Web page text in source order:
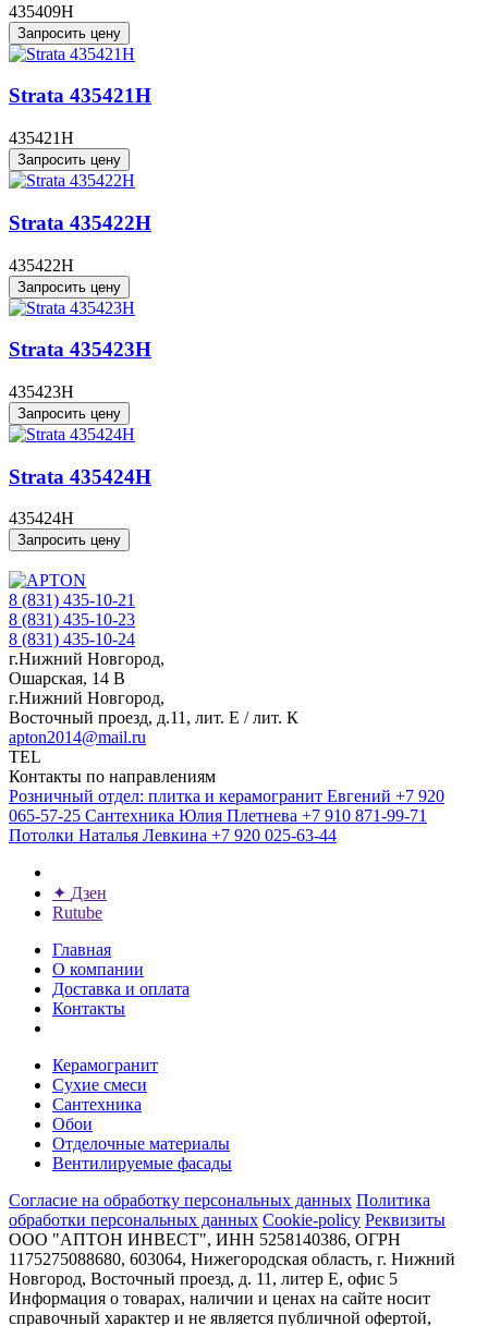
435409H
Запросить цену
Strata 435421H
435421H
Запросить цену
Strata 435422H
435422H
Запросить цену
Strata 435423H
435423H
Запросить цену
Strata 435424H
435424H
Запросить цену
8 (831) 435-10-21
8 (831) 435-10-23
8 (831) 435-10-24
г.Нижний Новгород,
Ошарская, 14 В
г.Нижний Новгород,
Восточный проезд, д.11, лит. Е / лит. К
apton2014@mail.ru
TEL
Контакты по направлениям
Розничный отдел: плитка и керамогранит Евгений +7 920
065-57-25 Сантехника Юлия Плетнева +7 910 871-99-71
Потолки Наталья Левкина +7 920 025-63-44
✦ Дзен
Rutube
Главная
О компании
Доставка и оплата
Контакты
Керамогранит
Сухие смеси
Сантехника
Обои
Отделочные материалы
Вентилируемые фасады
Согласие на обработку персональных данных Политика
обработки персональных данных Cookie-policy Реквизиты
ООО "АПТОН ИНВЕСТ", ИНН 5258140386, ОГРН
1175275088680, 603064, Нижегородская область, г. Нижний
Новгород, Восточный проезд, д. 11, литер Е, офис 5
Информация о товарах, наличии и ценах на сайте носит
справочный характер и не является публичной офертой,